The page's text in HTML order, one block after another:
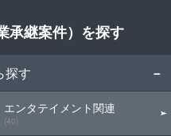
承継案件）を探す
探す
エンタテイメント関連
(40)